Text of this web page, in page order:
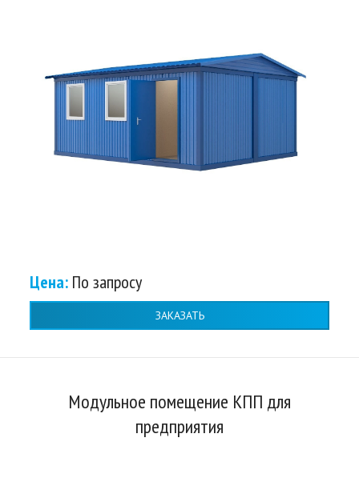
Цена: По запросу
ЗАКАЗАТЬ
Модульное помещение КПП для
предприятия